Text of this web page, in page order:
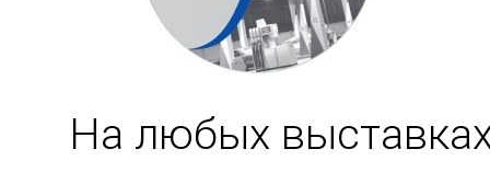
На любых